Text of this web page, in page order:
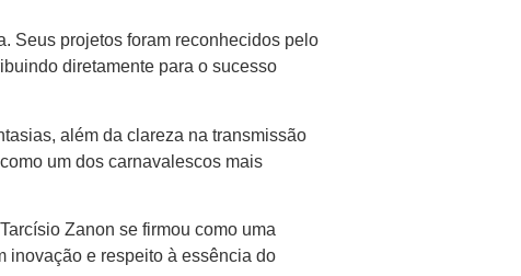
Seus projetos foram reconhecidos pelo
diretamente para o sucesso
além da clareza na transmissão
um dos carnavalescos mais
Zanon se firmou como uma
inovação e respeito à essência do